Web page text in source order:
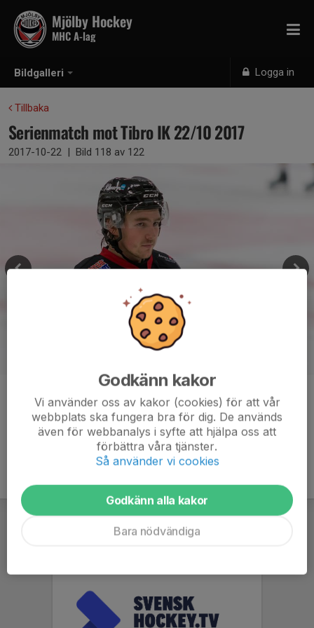
Bildgalleri Logga in
Mjölby Hockey
MHC A-lag
Tillbaka
Serienmatch mot Tibro IK 22/10 2017
2017-10-22 | Bild 118 av 122
Kommentarer
Godkänn kakor
Vi använder oss av kakor (cookies) för att vår
webbplats ska fungera bra för dig. De används
även för webbanalys i syfte att hjälpa oss att
förbättra våra tjänster.
Så använder vi cookies
Godkänn alla kakor
Bara nödvändiga